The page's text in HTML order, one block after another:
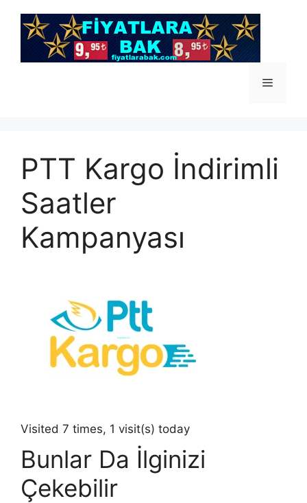
Menü
PTT Kargo İndirimli
Saatler
Kampanyası
Visited 7 times, 1 visit(s) today
Bunlar Da İlginizi
Çekebilir